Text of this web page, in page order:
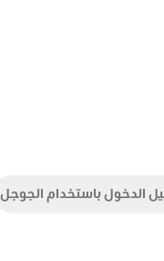
الدخول باستخدام الجوجل